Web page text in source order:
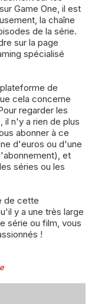
Game One, il est
la chaîne
de la série.
sur la page
spécialisé
de
cela concerne
regarder les
il n'y a rien de plus
abonner à ce
d'euros ou d'une
et
séries ou les
de cette
y a une très large
série ou film, vous
!